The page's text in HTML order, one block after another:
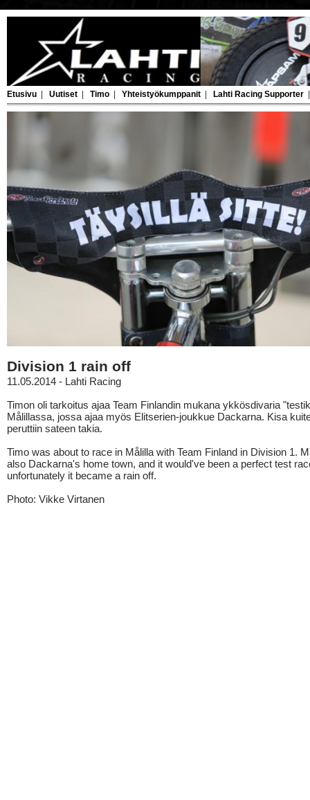
Etusivu Uutiset Timo Yhteistyökumppanit Lahti Racing Supporter
Division 1 rain off
11.05.2014 - Lahti Racing
Timon oli tarkoitus ajaa Team Finlandin mukana ykkösdivaria
Målillassa, jossa ajaa myös Elitserien-joukkue Dackarna. Kisa
peruttiin sateen takia.
Timo was about to race in Målilla with Team Finland in Division 1.
also Dackarna's home town, and it would've been a perfect test
unfortunately it became a rain off.
Photo: Vikke Virtanen